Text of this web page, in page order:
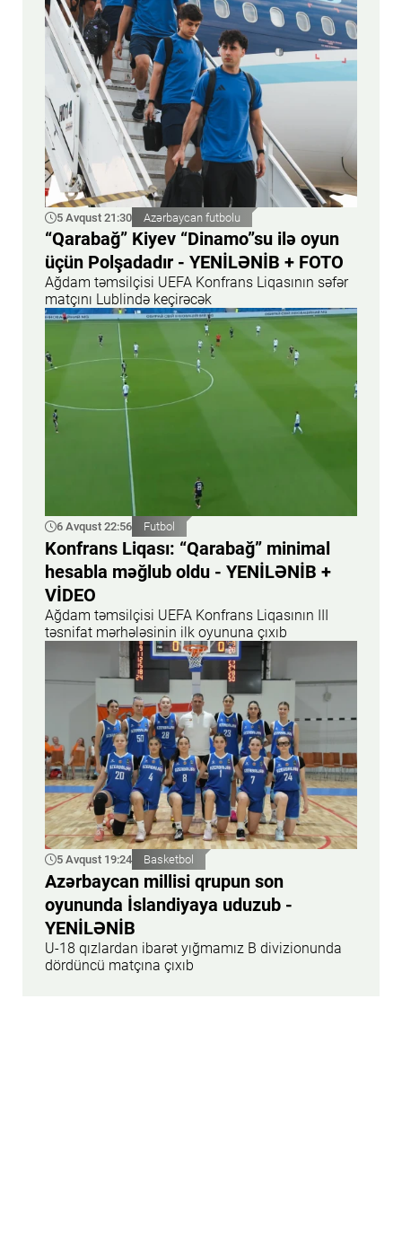
5 Avqust 21:30 Azərbaycan futbolu
“Qarabağ” Kiyev “Dinamo”su ilə oyun
üçün Polşadadır - YENİLƏNİB + FOTO
Ağdam təmsilçisi UEFA Konfrans Liqasının səfər
matçını Lublində keçirəcək
6 Avqust 22:56 Futbol
Konfrans Liqası: “Qarabağ” minimal
hesabla məğlub oldu - YENİLƏNİB +
VİDEO
Ağdam təmsilçisi UEFA Konfrans Liqasının III
təsnifat mərhələsinin ilk oyununa çıxıb
5 Avqust 19:24 Basketbol
Azərbaycan millisi qrupun son
oyununda İslandiyaya uduzub -
YENİLƏNİB
U-18 qızlardan ibarət yığmamız B divizionunda
dördüncü matçına çıxıb